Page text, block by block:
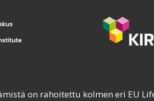
on rahoitettu kolmen eri EU